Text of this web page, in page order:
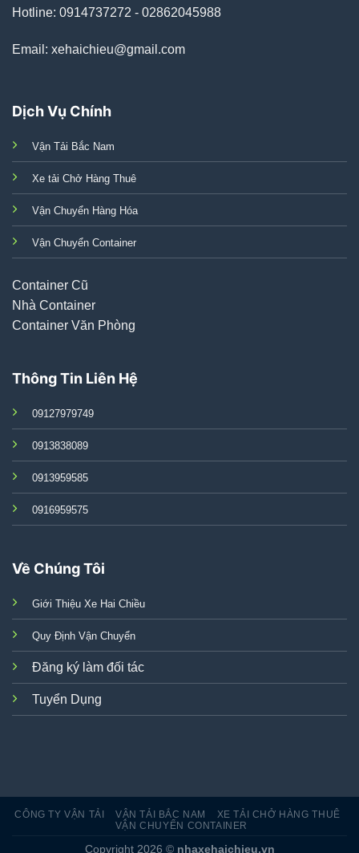
Hotline: 0914737272 - 02862045988
Email: xehaichieu@gmail.com
Dịch Vụ Chính
Vận Tải Bắc Nam
Xe tải Chở Hàng Thuê
Vận Chuyển Hàng Hóa
Vận Chuyển Container
Container Cũ
Nhà Container
Container Văn Phòng
Thông Tin Liên Hệ
09127979749
0913838089
0913959585
0916959575
Về Chúng Tôi
Giới Thiệu Xe Hai Chiều
Quy Định Vận Chuyển
Đăng ký làm đối tác
Tuyển Dụng
CÔNG TY VẬN TẢI VẬN TẢI BẮC NAM
XE TẢI CHỞ HÀNG THUÊ
VẬN CHUYỂN CONTAINER
Copyright 2026 © nhaxehaichieu.vn